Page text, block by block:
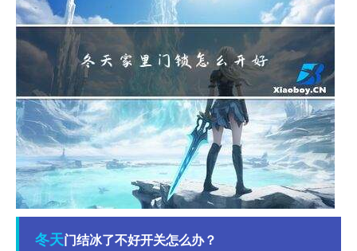
冬天门结冰了不好开关怎么办？